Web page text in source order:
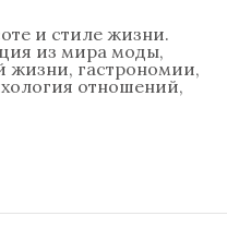
и стиле жизни.
из мира моды,
жизни, гастрономии,
отношений,